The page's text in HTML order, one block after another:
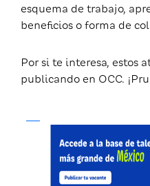
esquema de trabajo,
beneficios o forma de
Por si te interesa, estos
publicando en OCC.